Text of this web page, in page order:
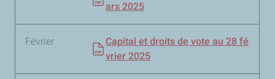
ars 2025
Février
Capital et droits de vote au 28 fé
vrier 2025